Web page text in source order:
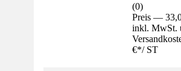
(0)
Preis —
inkl. MwSt.
€*/ ST